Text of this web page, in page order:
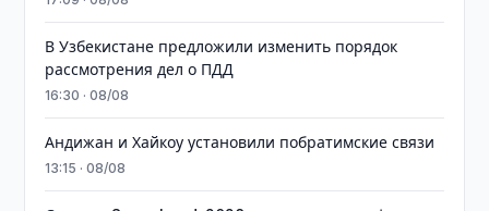
В Узбекистане предложили изменить порядок
рассмотрения дел о ПДД
16:30 · 08/08
Андижан и Хайкоу установили побратимские связи
13:15 · 08/08